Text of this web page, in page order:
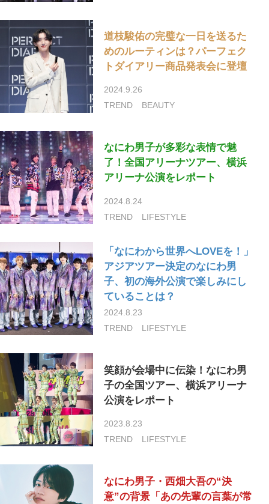
道枝駿佑の完璧な一日を送るた
めのルーティンは？パーフェク
トダイアリー商品発表会に登壇
2024.9.26
TREND
BEAUTY
なにわ男子が多彩な表情で魅
了！全国アリーナツアー、横浜
アリーナ公演をレポート
2024.8.24
TREND
LIFESTYLE
「なにわから世界へLOVEを！」
アジアツアー決定のなにわ男
子、初の海外公演で楽しみにし
ていることは？
2024.8.23
TREND
LIFESTYLE
笑顔が会場中に伝染！なにわ男
子の全国ツアー、横浜アリーナ
公演をレポート
2023.8.23
TREND
LIFESTYLE
なにわ男子・西畑大吾の“決
意”の背景「あの先輩の言葉が常